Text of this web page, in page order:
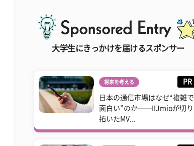
大学生にきっかけを届けるスポンサー
将来を考える PR
日本の通信市場はなぜ“複雑で
面白い”のか──IIJmioが切り
拓いたMV...